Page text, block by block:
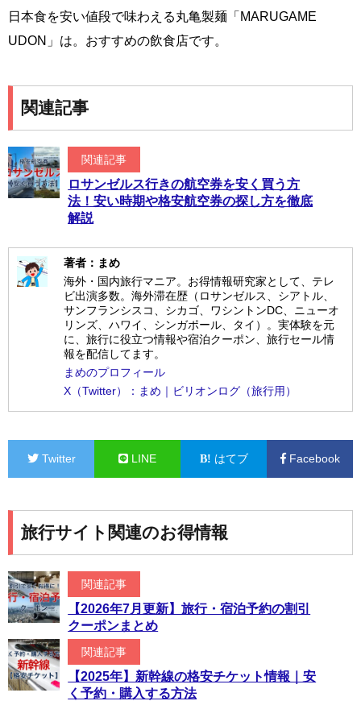
日本食を安い値段で味わえる丸亀製麺「MARUGAME
UDON」は。おすすめの飲食店です。
関連記事
関連記事
ロサンゼルス行きの航空券を安く買う方
法！安い時期や格安航空券の探し方を徹底
解説
著者：まめ
海外・国内旅行マニア。お得情報研究家として、テレ
ビ出演多数。海外滞在歴（ロサンゼルス、シアトル、
サンフランシスコ、シカゴ、ワシントンDC、ニューオ
リンズ、ハワイ、シンガポール、タイ）。実体験を元
に、旅行に役立つ情報や宿泊クーポン、旅行セール情
報を配信してます。
まめのプロフィール
X（Twitter）：まめ｜ビリオンログ（旅行用）
Twitter LINE はてブ Facebook
旅行サイト関連のお得情報
関連記事
【2026年7月更新】旅行・宿泊予約の割引
クーポンまとめ
関連記事
【2025年】新幹線の格安チケット情報｜安
く予約・購入する方法